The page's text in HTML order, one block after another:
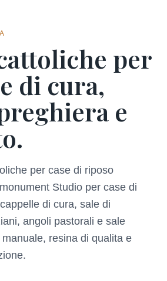
per
di cura,
e
per case di riposo
Studio per case di
di cura, sale di
angoli pastorali e sale
resina di qualita e